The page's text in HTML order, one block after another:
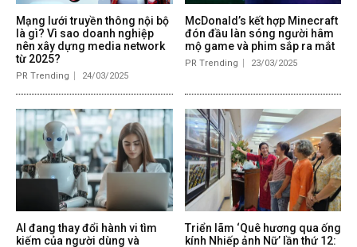
Mạng lưới truyền thông nội bộ
là gì? Vì sao doanh nghiệp
nên xây dựng media network
từ 2025?
PR Trending 24/03/2025
McDonald’s kết hợp Minecraft
đón đầu làn sóng người hâm
mộ game và phim sắp ra mắt
PR Trending 23/03/2025
AI đang thay đổi hành vi tìm
kiếm của người dùng và
Triển lãm ‘Quê hương qua ống
kính Nhiếp ảnh Nữ’ lần thứ 12: